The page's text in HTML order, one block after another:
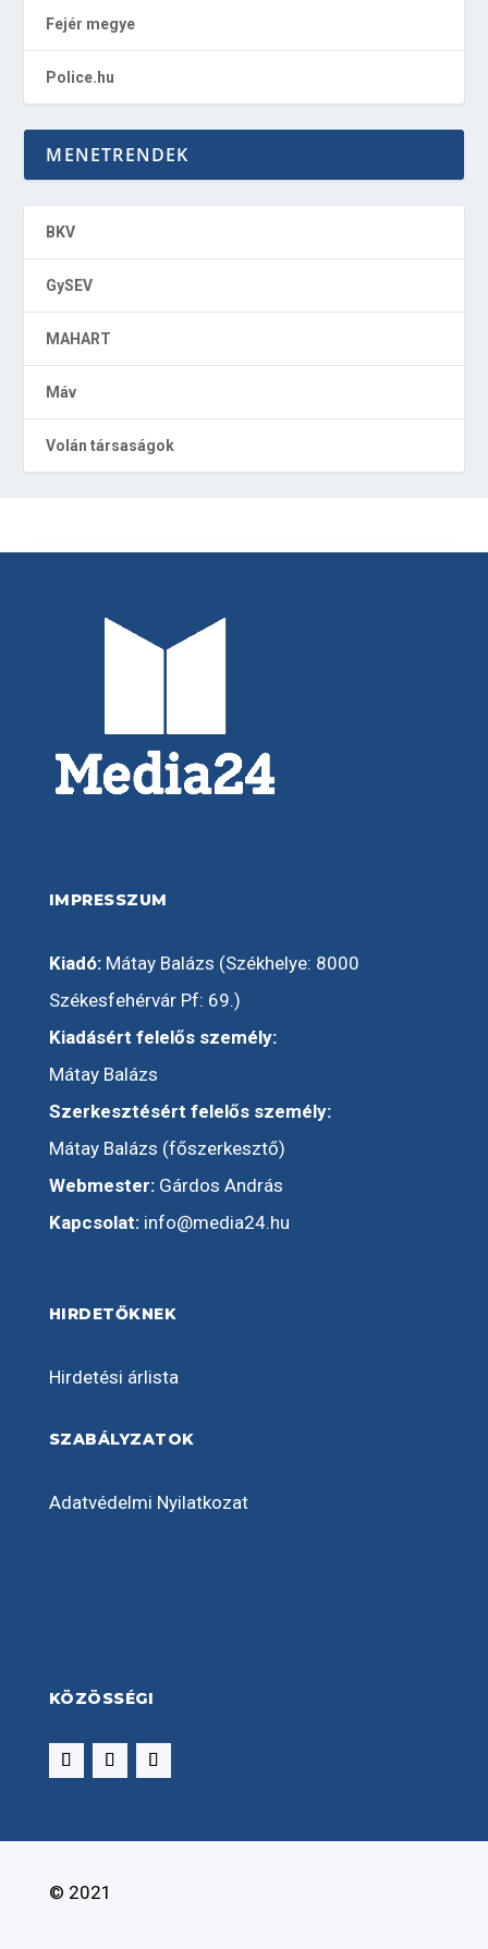
Fejér megye
Police.hu
MENETRENDEK
BKV
GySEV
MAHART
Máv
Volán társaságok
IMPRESSZUM
Kiadó:Mátay Balázs (Székhelye: 8000
Székesfehérvár Pf: 69.)
Kiadásért felelős személy:
Mátay Balázs
Szerkesztésért felelős személy:
Mátay Balázs (főszerkesztő)
Webmester:Gárdos András
Kapcsolat: info@media24.hu
HIRDETŐKNEK
Hirdetési árlista
SZABÁLYZATOK
Adatvédelmi Nyilatkozat
KÖZÖSSÉGI
© 2021